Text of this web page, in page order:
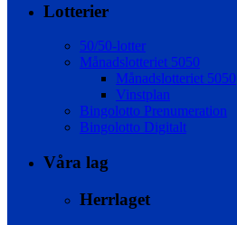
Lotterier
50/50-lotter
Månadslotteriet 5050
Månadslotteriet 5050
Vinstplan
Bingolotto Prenumeration
Bingolotto Digitalt
Våra lag
Herrlaget